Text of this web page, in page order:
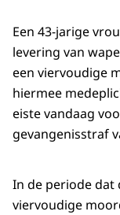
Een 43-jarige
levering van
een viervoudige
hiermee
eiste vandaag
gevangenisstraf
In de periode dat
viervoudige